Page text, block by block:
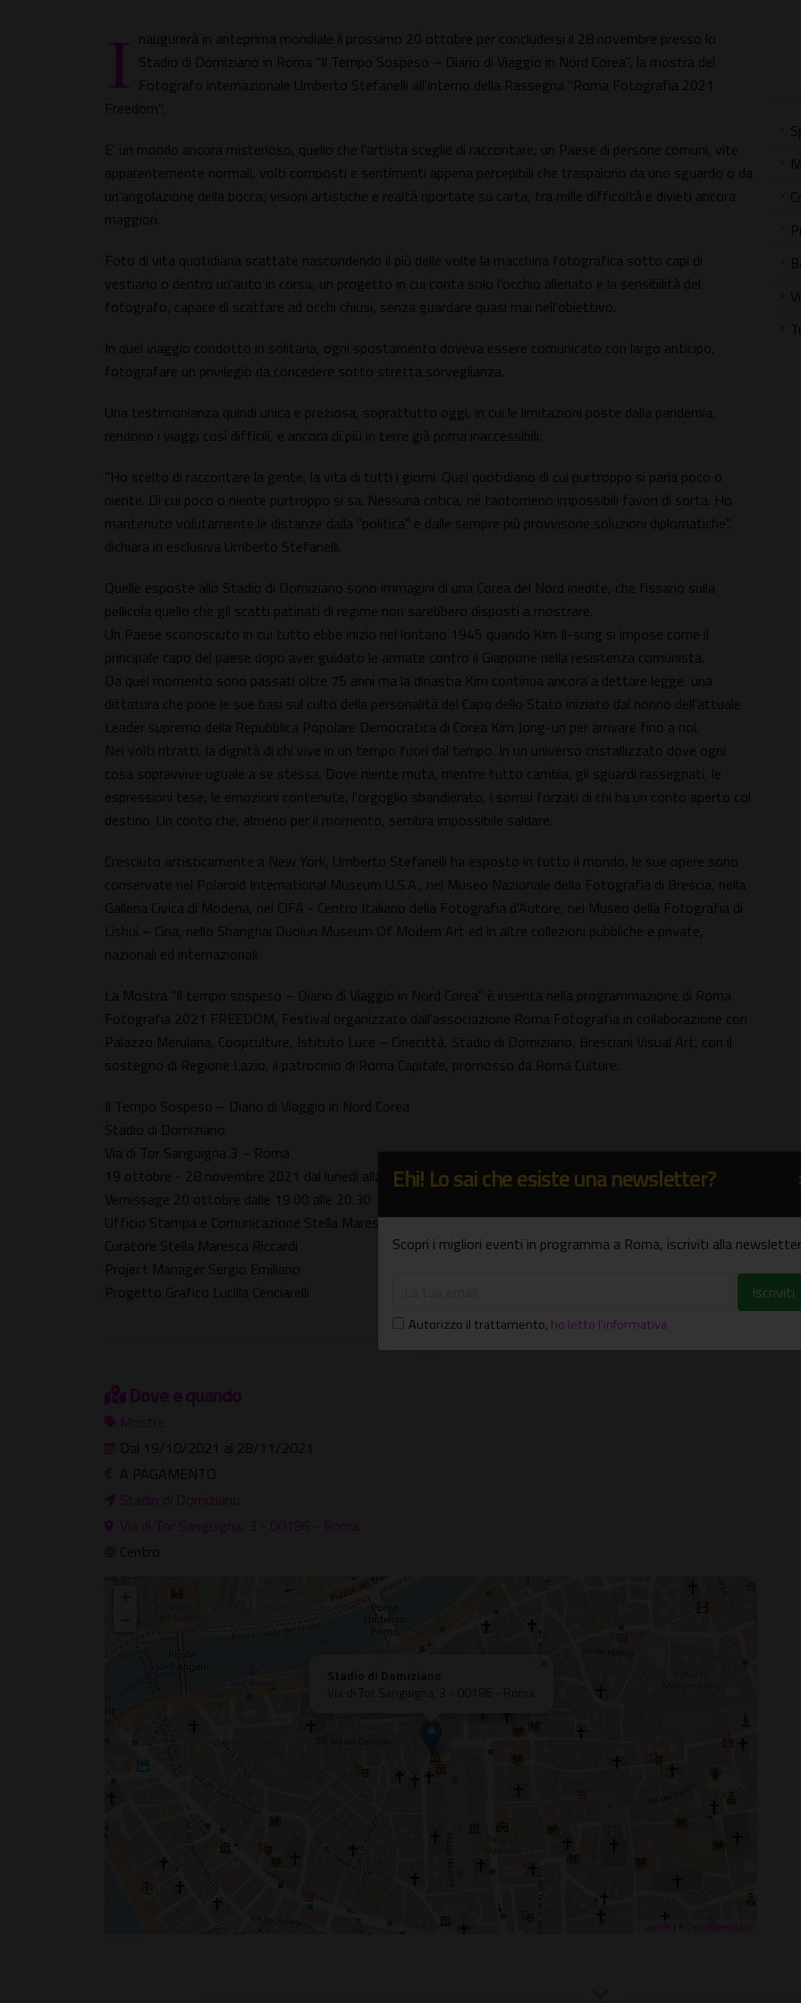
I naugurerà in anteprima mondiale il prossimo 20 ottobre per concludersi il 28 novembre presso lo
Stadio di Domiziano in Roma "Il Tempo Sospeso – Diario di Viaggio in Nord Corea", la mostra del
Fotografo internazionale Umberto Stefanelli all'interno della Rassegna "Roma Fotografia 2021
Freedom".
E' un mondo ancora misterioso, quello che l'artista sceglie di raccontare; un Paese di persone comuni, vite
apparentemente normali, volti composti e sentimenti appena percepibili che traspaiono da uno sguardo o da
un'angolazione della bocca; visioni artistiche e realtà riportate su carta, tra mille difficoltà e divieti ancora
maggiori.
Foto di vita quotidiana scattate nascondendo il più delle volte la macchina fotografica sotto capi di
vestiario o dentro un'auto in corsa, un progetto in cui conta solo l'occhio allenato e la sensibilità del
fotografo, capace di scattare ad occhi chiusi, senza guardare quasi mai nell'obiettivo.
In quel viaggio condotto in solitaria, ogni spostamento doveva essere comunicato con largo anticipo,
fotografare un privilegio da concedere sotto stretta sorveglianza.
Una testimonianza quindi unica e preziosa, soprattutto oggi, in cui le limitazioni poste dalla pandemia,
rendono i viaggi così difficili, e ancora di più in terre già prima inaccessibili.
"Ho scelto di raccontare la gente, la vita di tutti i giorni. Quel quotidiano di cui purtroppo si parla poco o
niente. Di cui poco o niente purtroppo si sa. Nessuna critica, né tantomeno impossibili favori di sorta. Ho
mantenuto volutamente le distanze dalla "politica" e dalle sempre più provvisorie soluzioni diplomatiche".
dichiara in esclusiva Umberto Stefanelli.
Quelle esposte allo Stadio di Domiziano sono immagini di una Corea del Nord inedite, che fissano sulla
pellicola quello che gli scatti patinati di regime non sarebbero disposti a mostrare.
Un Paese sconosciuto in cui tutto ebbe inizio nel lontano 1945 quando Kim Il-sung si impose come il
principale capo del paese dopo aver guidato le armate contro il Giappone nella resistenza comunista.
Da quel momento sono passati oltre 75 anni ma la dinastia Kim continua ancora a dettare legge una
dittatura che pone le sue basi sul culto della personalità del Capo dello Stato iniziato dal nonno dell'attuale
Leader supremo della Repubblica Popolare Democratica di Corea Kim Jong-un per arrivare fino a noi.
Nei volti ritratti, la dignità di chi vive in un tempo fuori dal tempo. In un universo cristallizzato dove ogni
cosa sopravvive uguale a se stessa. Dove niente muta, mentre tutto cambia; gli sguardi rassegnati, le
espressioni tese, le emozioni contenute, l'orgoglio sbandierato, i sorrisi forzati di chi ha un conto aperto col
destino. Un conto che, almeno per il momento, sembra impossibile saldare.
Cresciuto artisticamente a New York, Umberto Stefanelli ha esposto in tutto il mondo, le sue opere sono
conservate nel Polaroid International Museum U.S.A., nel Museo Nazionale della Fotografia di Brescia, nella
Galleria Civica di Modena, nel CIFA - Centro Italiano della Fotografia d'Autore, nel Museo della Fotografia di
Lishui – Cina, nello Shanghai Duolun Museum Of Modern Art ed in altre collezioni pubbliche e private,
nazionali ed internazionali.
La Mostra "Il tempo sospeso – Diario di Viaggio in Nord Corea" è inserita nella programmazione di Roma
Fotografia 2021 FREEDOM, Festival organizzato dall'associazione Roma Fotografia in collaborazione con
Palazzo Merulana, Coopculture, Istituto Luce – Cinecittà, Stadio di Domiziano, Bresciani Visual Art, con il
sostegno di Regione Lazio, il patrocinio di Roma Capitale, promosso da Roma Culture.
Il Tempo Sospeso – Diario di Viaggio in Nord Corea
Stadio di Domiziano
Via di Tor Sanguigna 3 – Roma
19 ottobre - 28 novembre 2021 dal lunedì alla domenica dalle 10.30 alle 19.00
Vernissage 20 ottobre dalle 19.00 alle 20.30
Ufficio Stampa e Comunicazione Stella Maresca Riccardi
Curatore Stella Maresca Riccardi
Project Manager Sergio Emiliano
Progetto Grafico Lucilla Cenciarelli
Dove e quando
Mostre
Dal 19/10/2021 al 28/11/2021
A PAGAMENTO
Stadio di Domiziano
Via di Tor Sanguigna, 3 - 00186 - Roma
Centro
×
+
−
Ehi! Lo sai che esiste una newsletter?
Scopri i migliori eventi in programma a Roma, iscriviti alla
Autorizzo il trattamento, ho letto l'informativa